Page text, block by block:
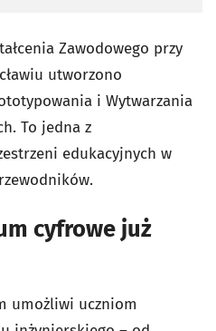
Zawodowego przy
utworzono
i Wytwarzania
To jedna z
edukacyjnych w
cyfrowe już
umożliwi uczniom